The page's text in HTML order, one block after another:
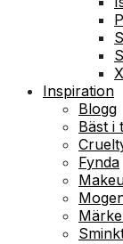
Inspiration
Blogg
Bäst i
Fynda